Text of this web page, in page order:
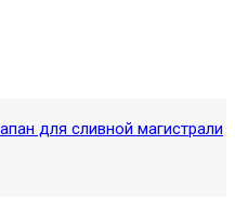
для сливной магистрали